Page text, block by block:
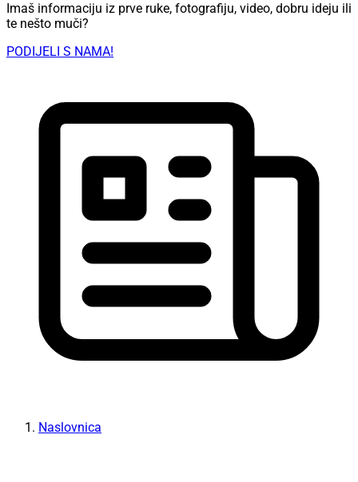
Imaš informaciju iz prve ruke, fotografiju, video, dobru ideju ili
te nešto muči?
PODIJELI S NAMA!
Naslovnica